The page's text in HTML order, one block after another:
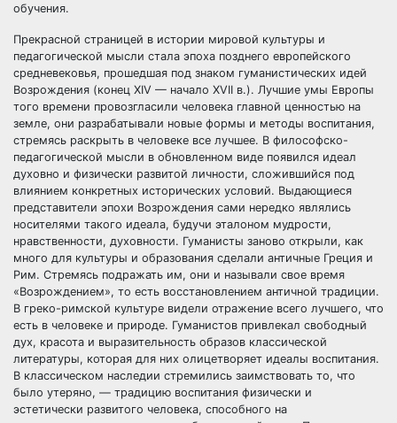
обучения.
Прекрасной страницей в истории мировой культуры и
педагогической мысли стала эпоха позднего европейского
средневековья, прошедшая под знаком гуманистических идей
Возрождения (конец XIV — начало XVII в.). Лучшие умы Европы
того времени провозгласили человека главной ценностью на
земле, они разрабатывали новые формы и методы воспитания,
стремясь раскрыть в человеке все лучшее. В философско-
педагогической мысли в обновленном виде появился идеал
духовно и физически развитой личности, сложившийся под
влиянием конкретных исторических условий. Выдающиеся
представители эпохи Возрождения сами нередко являлись
носителями такого идеала, будучи эталоном мудрости,
нравственности, духовности. Гуманисты заново открыли, как
много для культуры и образования сделали античные Греция и
Рим. Стремясь подражать им, они и называли свое время
«Возрождением», то есть восстановлением античной традиции.
В греко-римской культуре видели отражение всего лучшего, что
есть в человеке и природе. Гуманистов привлекал свободный
дух, красота и выразительность образов классической
литературы, которая для них олицетворяет идеалы воспитания.
В классическом наследии стремились заимствовать то, что
было утеряно, — традицию воспитания физически и
эстетически развитого человека, способного на